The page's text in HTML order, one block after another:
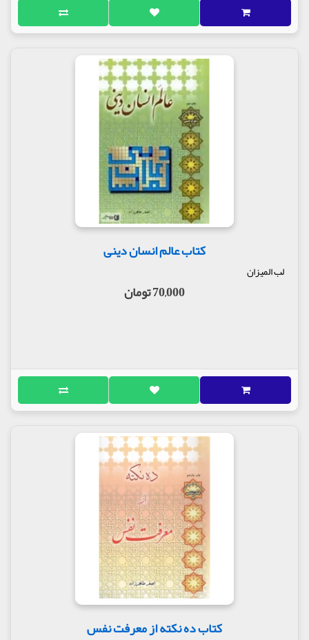
کتاب عالم انسان دینی
لب المیزان
70,000 تومان
کتاب ده نکته از معرفت نفس